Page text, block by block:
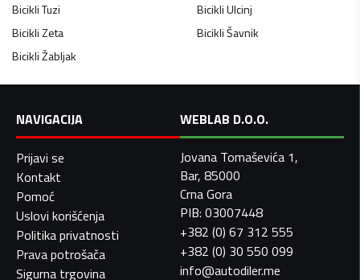
BicikliTuzi BicikliUlcinj
BicikliZeta BicikliŠavnik
BicikliŽabljak
NAVIGACIJA
Prijavi se
Kontakt
Pomoć
Uslovi korišćenja
Politika privatnosti
Prava potrošača
Sigurna trgovina
WEBLAB D.O.O.
Jovana Tomaševića 1,
Bar, 85000
Crna Gora
PIB: 03007448
+382 (0) 67 312 555
+382 (0) 30 550 099
info@autodiler.me